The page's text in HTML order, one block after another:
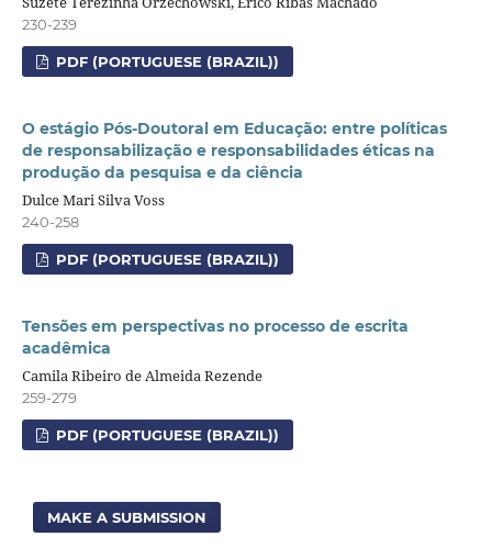
230-239
PDF (PORTUGUESE (BRAZIL))
O estágio Pós-Doutoral em Educação: entre políticas
de responsabilização e responsabilidades éticas na
produção da pesquisa e da ciência
Dulce Mari Silva Voss
240-258
PDF (PORTUGUESE (BRAZIL))
Tensões em perspectivas no processo de escrita
acadêmica
Camila Ribeiro de Almeida Rezende
259-279
PDF (PORTUGUESE (BRAZIL))
MAKE A SUBMISSION